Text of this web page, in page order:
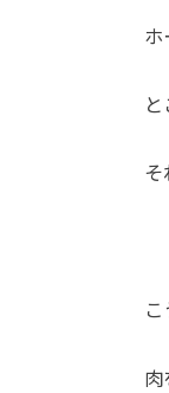
ホ
そ
肉